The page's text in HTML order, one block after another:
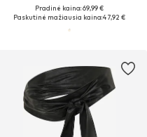
Pradinė kaina: 69,99 €
Paskutinė mažiausia kaina:47,92 €